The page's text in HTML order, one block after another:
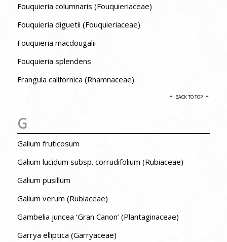
Fouquieria columnaris (Fouquieriaceae)
Fouquieria diguetii (Fouquieriaceae)
Fouquieria macdougalii
Fouquieria splendens
Frangula californica (Rhamnaceae)
BACK TO TOP
G
Galium fruticosum
Galium lucidum subsp. corrudifolium (Rubiaceae)
Galium pusillum
Galium verum (Rubiaceae)
Gambelia juncea ‘Gran Canon’ (Plantaginaceae)
Garrya elliptica (Garryaceae)